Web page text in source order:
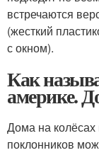
встречаются
(жесткий
с окном).
Как
америке.
Дома на
поклонников